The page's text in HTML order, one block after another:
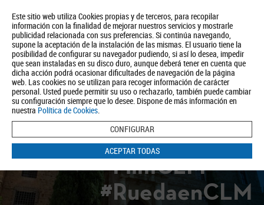
Este sitio web utiliza Cookies propias y de terceros, para recopilar
información con la finalidad de mejorar nuestros servicios y mostrarle
publicidad relacionada con sus preferencias. Si continúa navegando,
supone la aceptación de la instalación de las mismas. El usuario tiene la
posibilidad de configurar su navegador pudiendo, si así lo desea, impedir
que sean instaladas en su disco duro, aunque deberá tener en cuenta que
dicha acción podrá ocasionar dificultades de navegación de la página
web. Las cookies no se utilizan para recoger información de carácter
personal. Usted puede permitir su uso o rechazarlo, también puede cambiar
su configuración siempre que lo desee. Dispone de más información en
nuestra Política de Cookies.
CONFIGURAR
ACEPTAR TODAS
About us Tourism Política de Privacidad Aviso Legal Política de Cookies
BUSCAR
#FilmCLM
#RuedaenCLM